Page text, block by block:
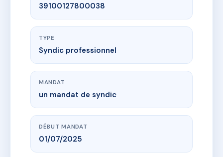
39100127800038
TYPE
Syndic professionnel
MANDAT
un mandat de syndic
DÉBUT MANDAT
01/07/2025